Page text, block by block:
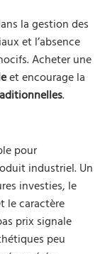
la gestion des
et l’absence
Acheter une
et encourage la
.
pour
industriel. Un
investies, le
le caractère
prix signale
peu